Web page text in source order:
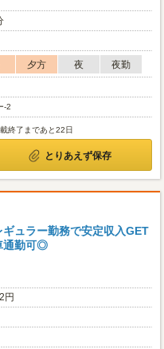
夕方 夜
夜勤
-2
終了まであと22日
とりあえず保存
ギュラー勤務で安定収入GET
通勤可◎
円